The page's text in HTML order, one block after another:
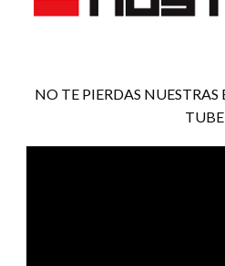
NO TE PIERDAS
TUBE